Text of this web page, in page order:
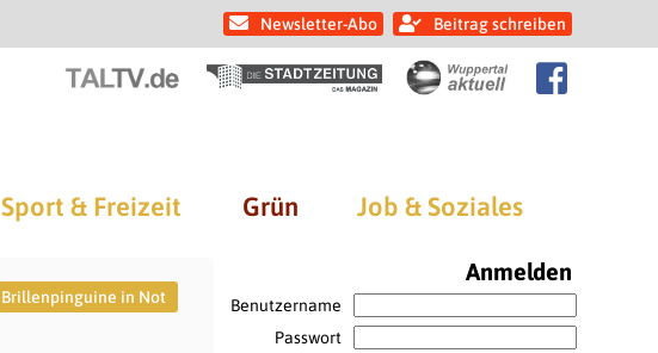
Newsletter-Abo Beitrag schreiben
Sport & Freizeit Grün Job & Soziales
Brillenpinguine in Not
Anmelden
Benutzername
Passwort